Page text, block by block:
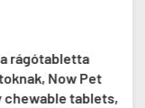
rágótabletta
Now Pet
chewable tablets,